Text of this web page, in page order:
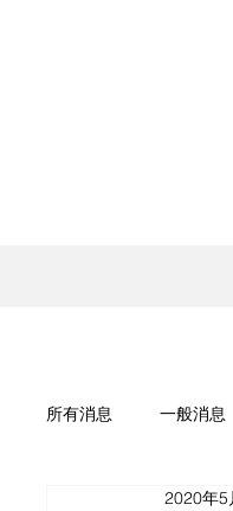
所有消息 一般消息
2020年5